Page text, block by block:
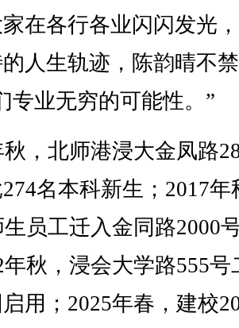
在各行各业闪闪发光
人生轨迹，陈韵晴不
专业无穷的可能性。”
北师港浸大金凤路
名本科新生；2017年
生员工迁入金同路2000
秋，浸会大学路555号
用；2025年春，建校